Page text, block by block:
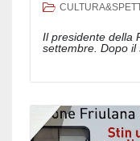
Il presidente della
settembre. Dopo il